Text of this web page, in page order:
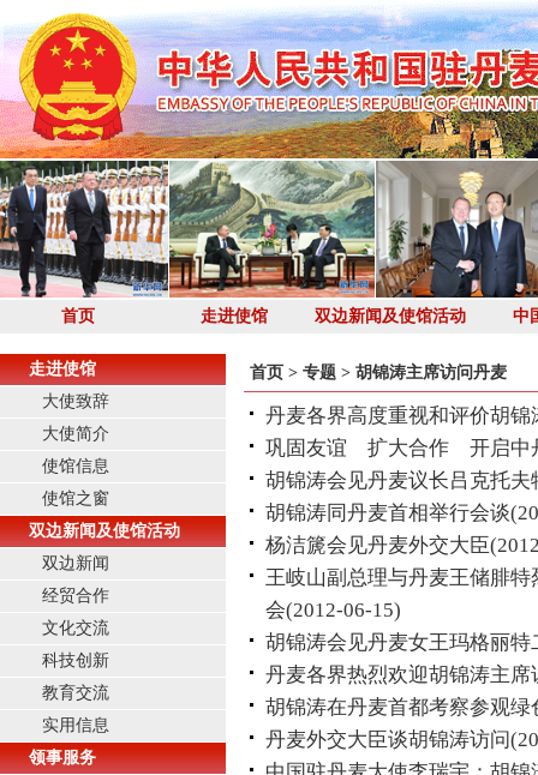
首页 走进使馆 双边新闻及使馆活动 中
走进使馆
大使致辞
大使简介
使馆信息
使馆之窗
双边新闻及使馆活动
双边新闻
经贸合作
文化交流
科技创新
教育交流
实用信息
领事服务
首页 > 专题 > 胡锦涛主席访问丹麦
丹麦各界高度重视和评价胡锦
巩固友谊 扩大合作 开启中
胡锦涛会见丹麦议长吕克托夫
胡锦涛同丹麦首相举行会谈
杨洁篪会见丹麦外交大臣
王岐山副总理与丹麦王储腓
会(2012-06-15)
胡锦涛会见丹麦女王玛格丽
丹麦各界热烈欢迎胡锦涛主席
胡锦涛在丹麦首都考察参观绿
丹麦外交大臣谈胡锦涛访问